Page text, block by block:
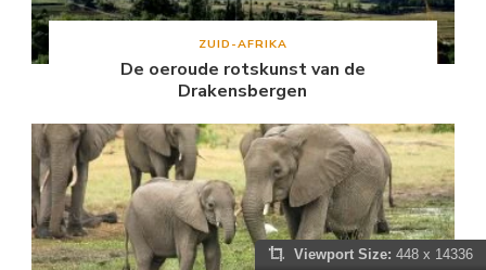
ZUID-AFRIKA
De oeroude rotskunst van de
Drakensbergen
Viewport Size: 448 x 14336